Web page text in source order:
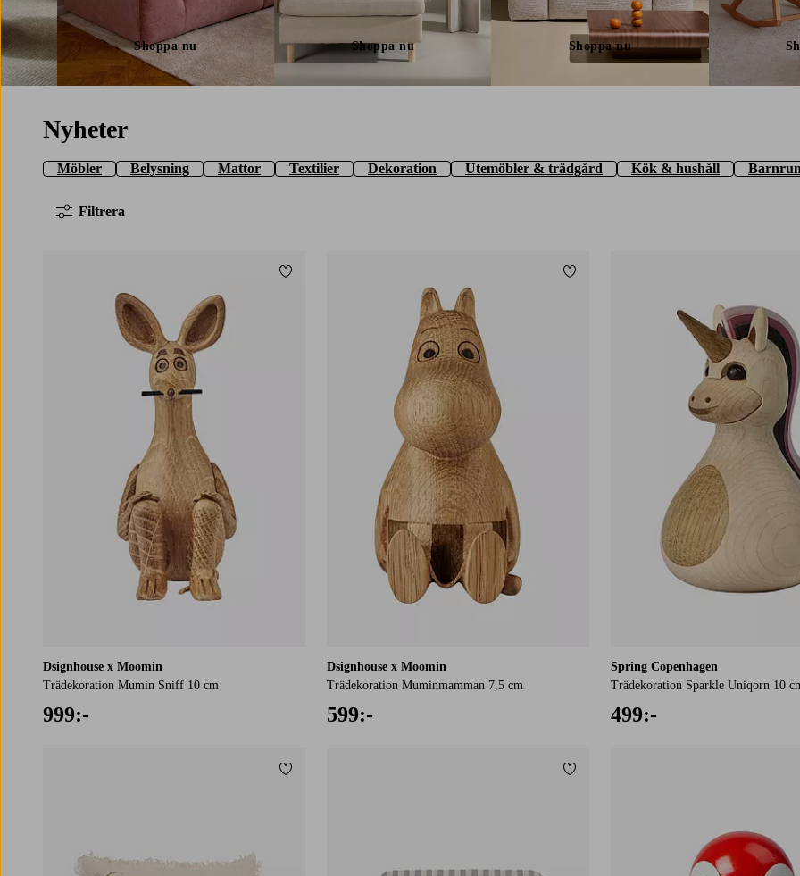
Shoppa nu Shoppa nu Shoppa nu
Nyheter
Möbler Belysning Mattor Textilier Dekoration Utemöbler & trädgård Kök & hushåll
Filtrera
Dsignhouse x Moomin
Trädekoration Mumin Sniff 10 cm
999:-
Lägg till i favoriter
Dsignhouse x Moomin
Trädekoration Muminmamman 7,5 cm
599:-
Lägg till i favoriter
Spring Copenhagen
Trädekoration Sparkle Uniqorn 10
499:-
Lägg till i favoriter Lägg till i favoriter